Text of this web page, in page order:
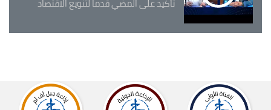
تأكيد على المضي قدما لتنويع الاقتصاد